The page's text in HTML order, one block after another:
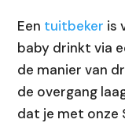
Een tuitbeker is
baby drinkt via
de manier van
de overgang
dat je met onze